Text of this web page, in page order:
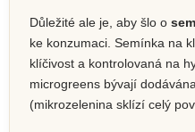
Důležité ale je, aby šlo o
ke konzumaci. Semínka na
klíčivost a kontrolovaná na
microgreens bývají
(mikrozelenina sklízí celý